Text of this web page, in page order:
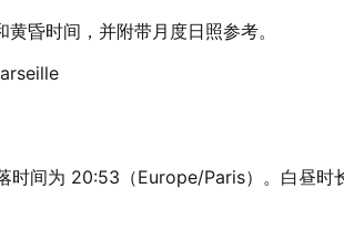
昏时间，并附带月度日照参考。
间为 20:53（Europe/Paris）。白昼